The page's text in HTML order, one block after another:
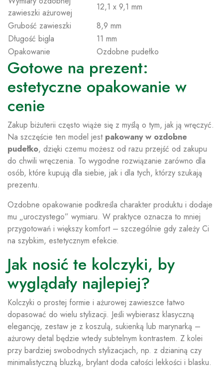
zawieszki ażurowej
12,1 x 9,1 mm
Grubość zawieszki
8,9 mm
Długość bigla
11 mm
Opakowanie
Ozdobne pudełko
Gotowe na prezent:
estetyczne opakowanie w
cenie
Zakup biżuterii często wiąże się z myślą o tym, jak ją wręczyć.
Na szczęście ten model jest pakowany w ozdobne
pudełko, dzięki czemu możesz od razu przejść od zakupu
do chwili wręczenia. To wygodne rozwiązanie zarówno dla
osób, które kupują dla siebie, jak i dla tych, którzy szukają
prezentu.
Ozdobne opakowanie podkreśla charakter produktu i dodaje
mu „uroczystego” wymiaru. W praktyce oznacza to mniej
przygotowań i większy komfort – szczególnie gdy zależy Ci
na szybkim, estetycznym efekcie.
Jak nosić te kolczyki, by
wyglądały najlepiej?
Kolczyki o prostej formie i ażurowej zawieszce łatwo
dopasować do wielu stylizacji. Jeśli wybierasz klasyczną
elegancję, zestaw je z koszulą, sukienką lub marynarką –
ażurowy detal będzie wtedy subtelnym kontrastem. Z kolei
przy bardziej swobodnych stylizacjach, np. z dzianiną czy
minimalistyczną bluzką, brylant doda całości lekkości i blasku.